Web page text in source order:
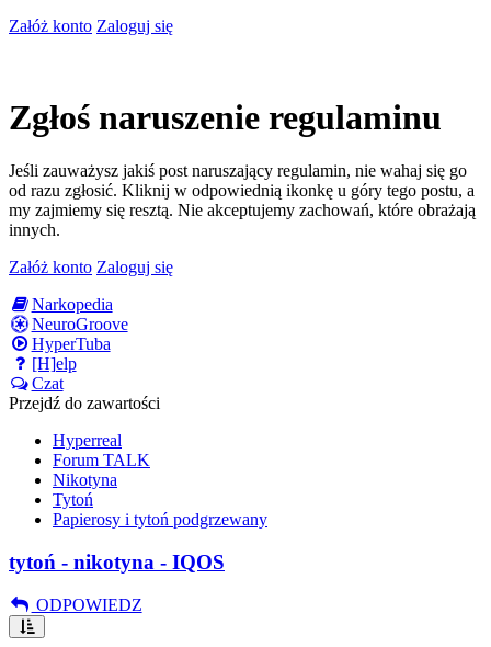
Załóż konto Zaloguj się
Zgłoś naruszenie regulaminu
Jeśli zauważysz jakiś post naruszający regulamin, nie wahaj się go
od razu zgłosić. Kliknij w odpowiednią ikonkę u góry tego postu, a
my zajmiemy się resztą. Nie akceptujemy zachowań, które obrażają
innych.
Załóż konto Zaloguj się
Narkopedia
NeuroGroove
HyperTuba
[H]elp
Czat
Przejdź do zawartości
Hyperreal
Forum TALK
Nikotyna
Tytoń
Papierosy i tytoń podgrzewany
tytoń - nikotyna - IQOS
ODPOWIEDZ